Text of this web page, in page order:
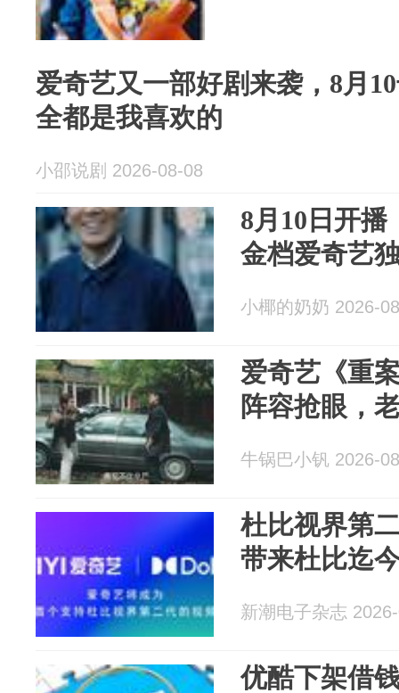
爱奇艺又一部好剧来袭，8月
全都是我喜欢的
小邵说剧 2026-08-08
8月10日开
金档爱奇艺
小椰的奶奶 2026-
爱奇艺《重
阵容抢眼，
牛锅巴小钒 2026-
杜比视界第
带来杜比迄
新潮电子杂志
优酷下架借